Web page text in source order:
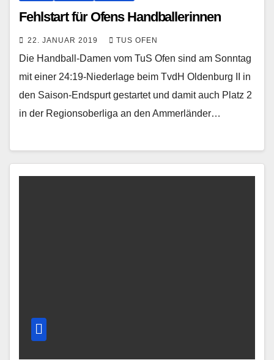
Fehlstart für Ofens Handballerinnen
22. JANUAR 2019 TUS OFEN
Die Handball-Damen vom TuS Ofen sind am Sonntag
mit einer 24:19-Niederlage beim TvdH Oldenburg II in
den Saison-Endspurt gestartet und damit auch Platz 2
in der Regionsoberliga an den Ammerländer…